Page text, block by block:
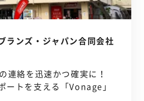
ランズ・ジャパン合同会社
連絡を迅速かつ確実に！
ートを支える「Vonage」